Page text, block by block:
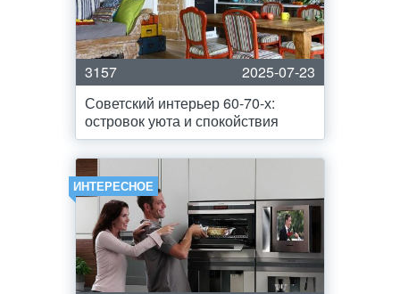
3157
2025-07-23
Советский интерьер 60-70-х:
островок уюта и спокойствия
ИНТЕРЕСНОЕ